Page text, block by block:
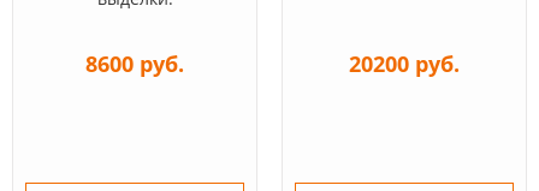
8600 руб. 20200 руб.